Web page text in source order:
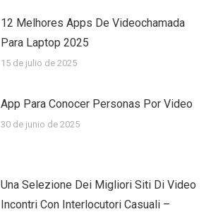
12 Melhores Apps De Videochamada
Para Laptop 2025
15 de julio de 2025
App Para Conocer Personas Por Video
30 de junio de 2025
Una Selezione Dei Migliori Siti Di Video
Incontri Con Interlocutori Casuali –